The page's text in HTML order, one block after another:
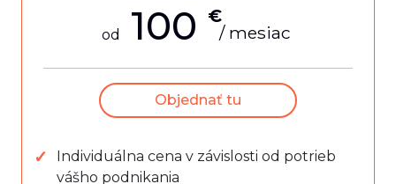
od 100 €
/ mesiac
Objednať tu
Individuálna cena v závislosti od potrieb
vášho podnikania